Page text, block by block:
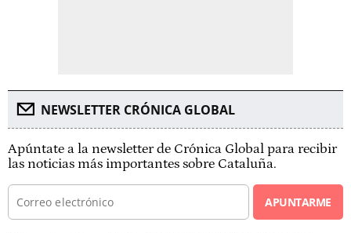
NEWSLETTER CRÓNICA GLOBAL
Apúntate a la newsletter de Crónica Global para recibir
las noticias más importantes sobre Cataluña.
APUNTARME